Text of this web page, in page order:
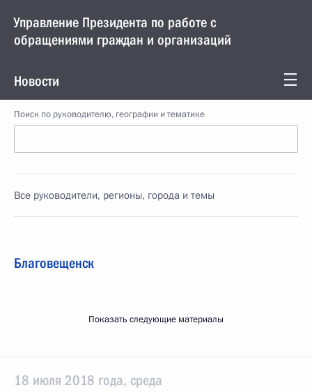
Управление Президента по работе с
обращениями граждан и организаций
Новости
Поиск по руководителю, географии и тематике
Все руководители, регионы, города и темы
Благовещенск
Показать следующие материалы
18 июля 2018 года, среда